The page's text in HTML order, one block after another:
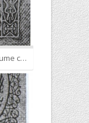
Banconota già timbrata Città di Fiume con il nuovo timbro rettangolare del Consiglio Nazionale.